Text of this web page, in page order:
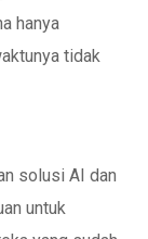
hanya
tidak
solusi AI dan
untuk